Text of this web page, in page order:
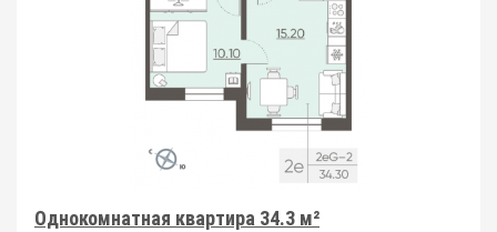
Однокомнатная квартира 34.3 м²